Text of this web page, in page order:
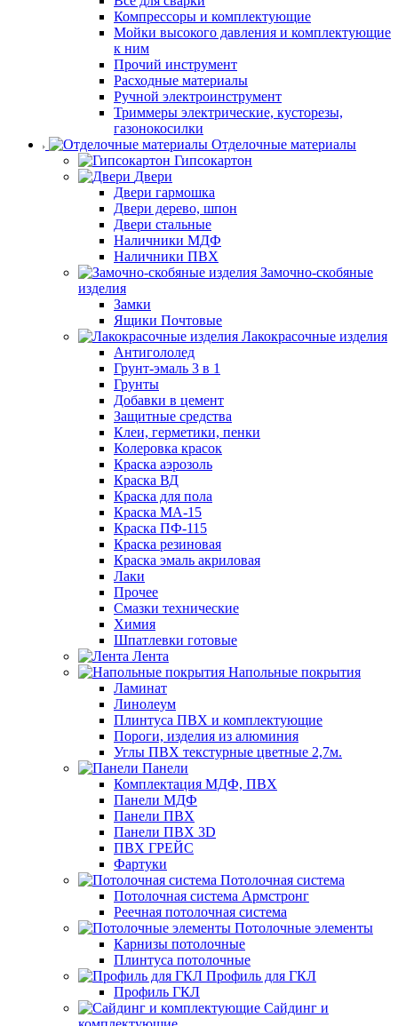
Компрессоры и комплектующие
Мойки высокого давления и комплектующие
к ним
Прочий инструмент
Расходные материалы
Ручной электроинструмент
Триммеры электрические, кусторезы,
газонокосилки
Отделочные материалы
Гипсокартон
Двери
Двери гармошка
Двери дерево, шпон
Двери стальные
Наличники МДФ
Наличники ПВХ
Замочно-скобяные
изделия
Замки
Ящики Почтовые
Лакокрасочные изделия
Антигололед
Грунт-эмаль 3 в 1
Грунты
Добавки в цемент
Защитные средства
Клеи, герметики, пенки
Колеровка красок
Краска аэрозоль
Краска ВД
Краска для пола
Краска МА-15
Краска ПФ-115
Краска резиновая
Краска эмаль акриловая
Лаки
Прочее
Смазки технические
Химия
Шпатлевки готовые
Лента
Напольные покрытия
Ламинат
Линолеум
Плинтуса ПВХ и комплектующие
Пороги, изделия из алюминия
Углы ПВХ текстурные цветные 2,7м.
Панели
Комплектация МДФ, ПВХ
Панели МДФ
Панели ПВХ
Панели ПВХ 3D
ПВХ ГРЕЙС
Фартуки
Потолочная система
Потолочная система Армстронг
Реечная потолочная система
Потолочные элементы
Карнизы потолочные
Плинтуса потолочные
Профиль для ГКЛ
Профиль ГКЛ
Сайдинг и